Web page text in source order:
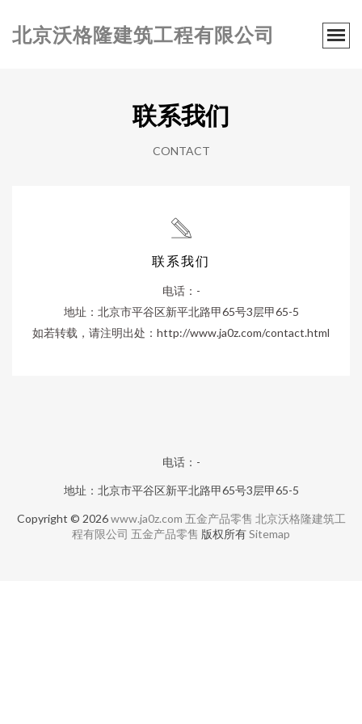
北京沃格隆建筑工程有限公司
联系我们
CONTACT
联系我们
电话：-
地址：北京市平谷区新平北路甲65号3层甲65-5
如若转载，请注明出处：http://www.ja0z.com/contact.html
电话：-
地址：北京市平谷区新平北路甲65号3层甲65-5
Copyright © 2026www.ja0z.com 五金产品零售 北京沃格隆建筑工
程有限公司 五金产品零售 版权所有Sitemap